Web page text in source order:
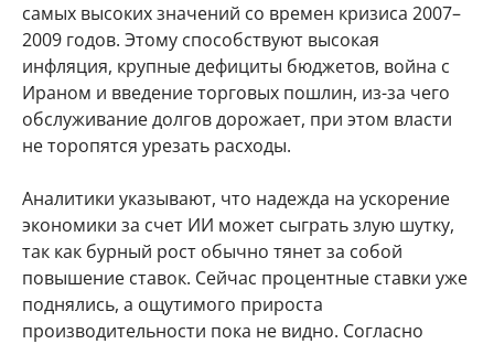
самых высоких значений со времен кризиса 2007–
2009 годов. Этому способствуют высокая
инфляция, крупные дефициты бюджетов, война с
Ираном и введение торговых пошлин, из-за чего
обслуживание долгов дорожает, при этом власти
не торопятся урезать расходы.
Аналитики указывают, что надежда на ускорение
экономики за счет ИИ может сыграть злую шутку,
так как бурный рост обычно тянет за собой
повышение ставок. Сейчас процентные ставки уже
поднялись, а ощутимого прироста
производительности пока не видно. Согласно